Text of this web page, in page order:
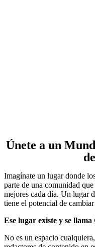
Únete a un
Imagínate un lugar donde
parte de una comunidad
mejores cada día. Un lugar
tiene el potencial de
Ese lugar existe y se llama
No es un espacio